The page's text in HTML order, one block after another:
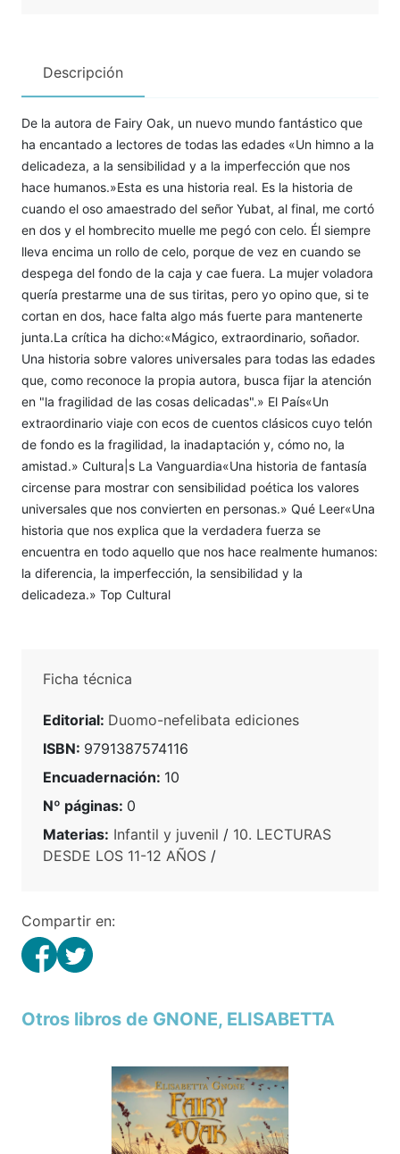
Descripción
De la autora de Fairy Oak, un nuevo mundo fantástico que
ha encantado a lectores de todas las edades «Un himno a la
delicadeza, a la sensibilidad y a la imperfección que nos
hace humanos.»Esta es una historia real. Es la historia de
cuando el oso amaestrado del señor Yubat, al final, me cortó
en dos y el hombrecito muelle me pegó con celo. Él siempre
lleva encima un rollo de celo, porque de vez en cuando se
despega del fondo de la caja y cae fuera. La mujer voladora
quería prestarme una de sus tiritas, pero yo opino que, si te
cortan en dos, hace falta algo más fuerte para mantenerte
junta.La crítica ha dicho:«Mágico, extraordinario, soñador.
Una historia sobre valores universales para todas las edades
que, como reconoce la propia autora, busca fijar la atención
en "la fragilidad de las cosas delicadas".» El País«Un
extraordinario viaje con ecos de cuentos clásicos cuyo telón
de fondo es la fragilidad, la inadaptación y, cómo no, la
amistad.» Cultura|s La Vanguardia«Una historia de fantasía
circense para mostrar con sensibilidad poética los valores
universales que nos convierten en personas.» Qué Leer«Una
historia que nos explica que la verdadera fuerza se
encuentra en todo aquello que nos hace realmente humanos:
la diferencia, la imperfección, la sensibilidad y la
delicadeza.» Top Cultural
Ficha técnica
Editorial: Duomo-nefelibata ediciones
ISBN: 9791387574116
Encuadernación: 10
Nº páginas: 0
Materias: Infantil y juvenil / 10. LECTURAS
DESDE LOS 11-12 AÑOS /
Compartir en:
Otros libros de GNONE, ELISABETTA